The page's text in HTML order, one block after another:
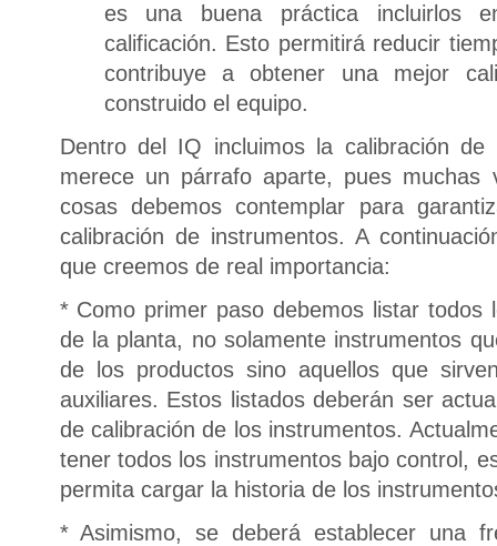
es una buena práctica incluirlos
calificación. Esto permitirá reducir
contribuye a obtener una mejor
construido el equipo.
Dentro del IQ incluimos la calibración
merece un párrafo aparte, pues muchas
cosas debemos contemplar para
calibración de instrumentos. A
que creemos de real importancia:
* Como primer paso debemos listar todos
de la planta, no solamente instrumentos
de los productos sino aquellos que
auxiliares. Estos listados deberán ser
de calibración de los instrumentos.
tener todos los instrumentos bajo control,
permita cargar la historia de los
* Asimismo, se deberá establecer una